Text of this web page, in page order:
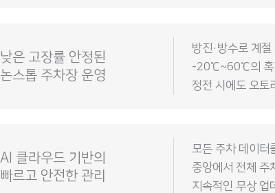
낮은 고장률 안정된
논스톱 주차장 운영
방진·방수로 계
-20℃~60℃의 혹
정전 시에도 오토
AI 클라우드 기반의
빠르고 안전한 관리
모든 주차 데이터
중앙에서 전체 주
지속적인 무상 업